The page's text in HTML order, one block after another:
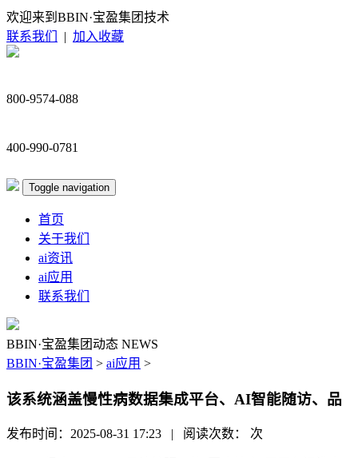
欢迎来到BBIN·宝盈集团技术
联系我们
| 加入收藏
800-9574-088
400-990-0781
Toggle navigation
首页
关于我们
ai资讯
ai应用
联系我们
BBIN·宝盈集团动态 NEWS
BBIN·宝盈集团 > ai应用 >
该系统涵盖慢性病数据集成平台、AI智能随访、品
发布时间：2025-08-31 17:23 | 阅读次数： 次